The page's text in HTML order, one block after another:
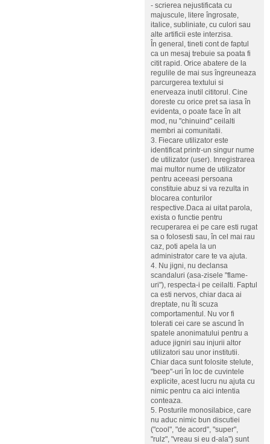
- scrierea nejustificata cu
majuscule, litere îngrosate,
italice, subliniate, cu culori sau
alte artificii este interzisa.
În general, tineti cont de faptul
ca un mesaj trebuie sa poata fi
citit rapid. Orice abatere de la
regulile de mai sus îngreuneaza
parcurgerea textului si
enerveaza inutil cititorul. Cine
doreste cu orice pret sa iasa în
evidenta, o poate face în alt
mod, nu "chinuind" ceilalti
membri ai comunitatii.
3. Fiecare utilizator este
identificat printr-un singur nume
de utilizator (user). Inregistrarea
mai multor nume de utilizator
pentru aceeasi persoana
constituie abuz si va rezulta in
blocarea conturilor
respective.Daca ai uitat parola,
exista o functie pentru
recuperarea ei pe care esti rugat
sa o folosesti sau, în cel mai rau
caz, poti apela la un
administrator care te va ajuta.
4. Nu jigni, nu declansa
scandaluri (asa-zisele "flame-
uri"), respecta-i pe ceilalti. Faptul
ca esti nervos, chiar daca ai
dreptate, nu îti scuza
comportamentul. Nu vor fi
tolerati cei care se ascund în
spatele anonimatului pentru a
aduce jigniri sau injurii altor
utilizatori sau unor institutii.
Chiar daca sunt folosite stelute,
"beep"-uri în loc de cuvintele
explicite, acest lucru nu ajuta cu
nimic pentru ca aici intentia
conteaza.
5. Posturile monosilabice, care
nu aduc nimic bun discutiei
("cool", "de acord", "super",
"rulz", "vreau si eu d-ala") sunt